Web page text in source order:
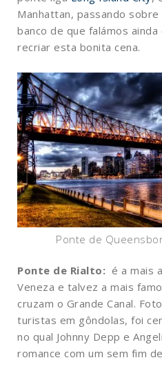
Manhattan, passando
banco de que falámos
recriar esta bonita cena.
Ponte de
Ponte de Rialto: é a mais
Veneza e talvez a mais
cruzam o Grande Canal.
turistas em gôndolas, foi
no qual Johnny Depp e
romance com um sem fim